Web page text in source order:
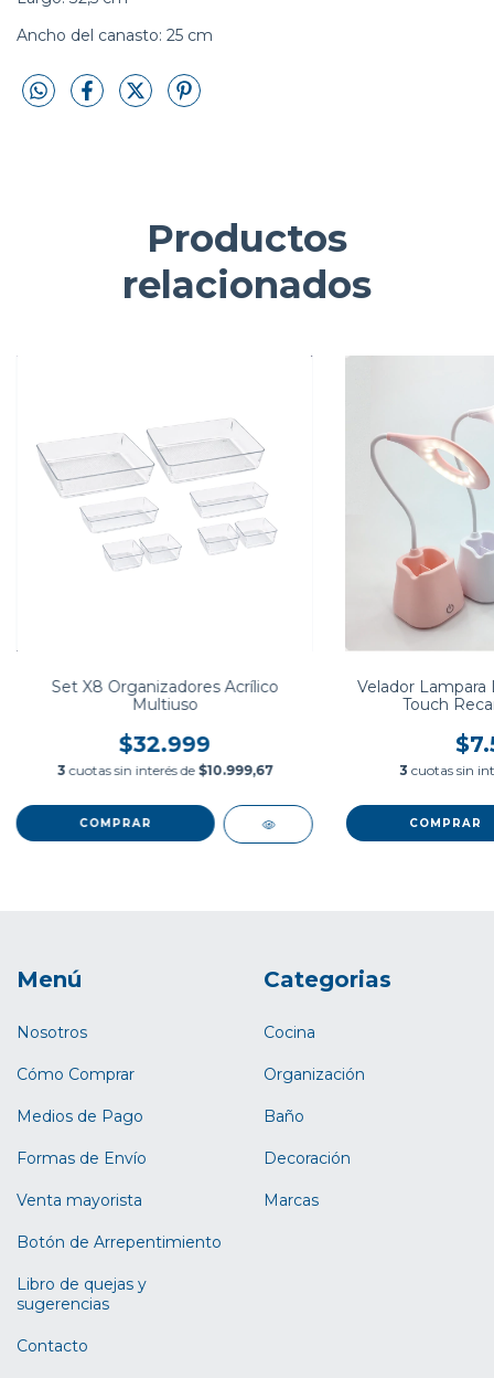
Ancho del canasto: 25 cm
Productos
relacionados
Set X8 Organizadores Acrílico
Multiuso
$32.999
3 cuotas sin interés de $10.999,67
Velador Lampara
Touch
3 cuotas sin
Menú
Nosotros
Cómo Comprar
Medios de Pago
Formas de Envío
Venta mayorista
Botón de Arrepentimiento
Libro de quejas y
sugerencias
Contacto
Categorias
Cocina
Organización
Baño
Decoración
Marcas